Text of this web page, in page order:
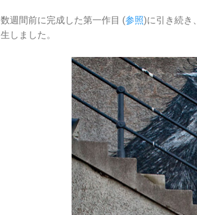
数週間前に完成した第一作目 (参照)に引き続き
生しました。